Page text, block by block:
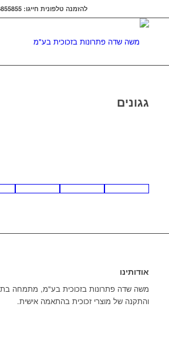
להזמנה טלפונית חייגו: 03-6855855
גגונים
אודותינו
משה שדה פתרונות בזכוכית בע"מ, מתמחה
והתקנה של מוצרי זכוכית בהתאמה אישית.